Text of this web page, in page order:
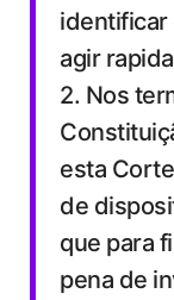
identificar
agir
2. Nos
esta
de
que para
pena de